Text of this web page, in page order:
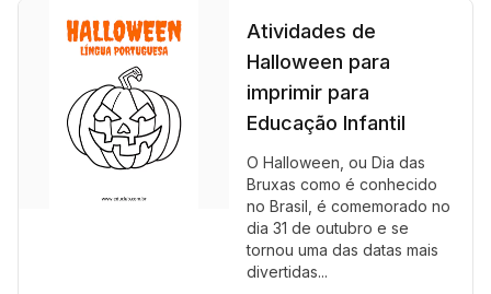
Atividades de
Halloween para
imprimir para
Educação Infantil
O Halloween, ou Dia das
Bruxas como é conhecido
no Brasil, é comemorado no
dia 31 de outubro e se
tornou uma das datas mais
divertidas...